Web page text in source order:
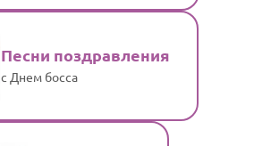
Песни поздравления
с Днем босса